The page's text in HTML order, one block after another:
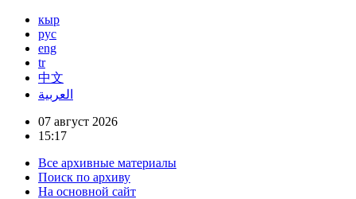
кыр
рус
eng
tr
中文
العربية
07 август 2026
15:17
Все архивные материалы
Поиск по архиву
На основной сайт